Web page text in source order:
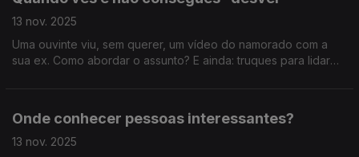
13 nov. 2025
Uma ouvinte viu, sem querer, um vídeo do namorado com a
sua ex. Como abordar o assunto? E ainda: truques para lidar
Onde conhecer pessoas interessantes?
13 nov. 2025